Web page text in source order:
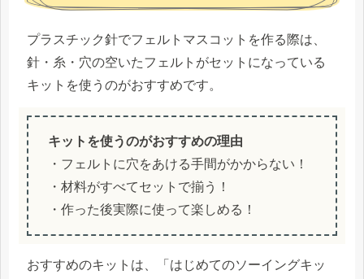
プラスチック針でフェルトマスコットを作る際は、
針・糸・穴の空いたフェルトがセットになっている
キットを使うのがおすすめです。
キットを使うのがおすすめの理由
・フェルトに穴をあける手間がかからない！
・材料がすべてセットで揃う！
・作った後実際に使って楽しめる！
おすすめのキットは、「はじめてのソーイングキッ